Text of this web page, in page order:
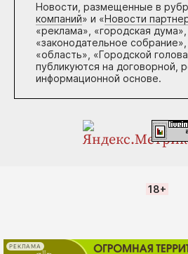
Новости, размещенные в
компаний» и «Новости
«реклама», «городская дума»,
«законодательное собрание»,
«область», «Городской
публикуются на договорной,
информационной основе.
18+
РЕКЛАМА